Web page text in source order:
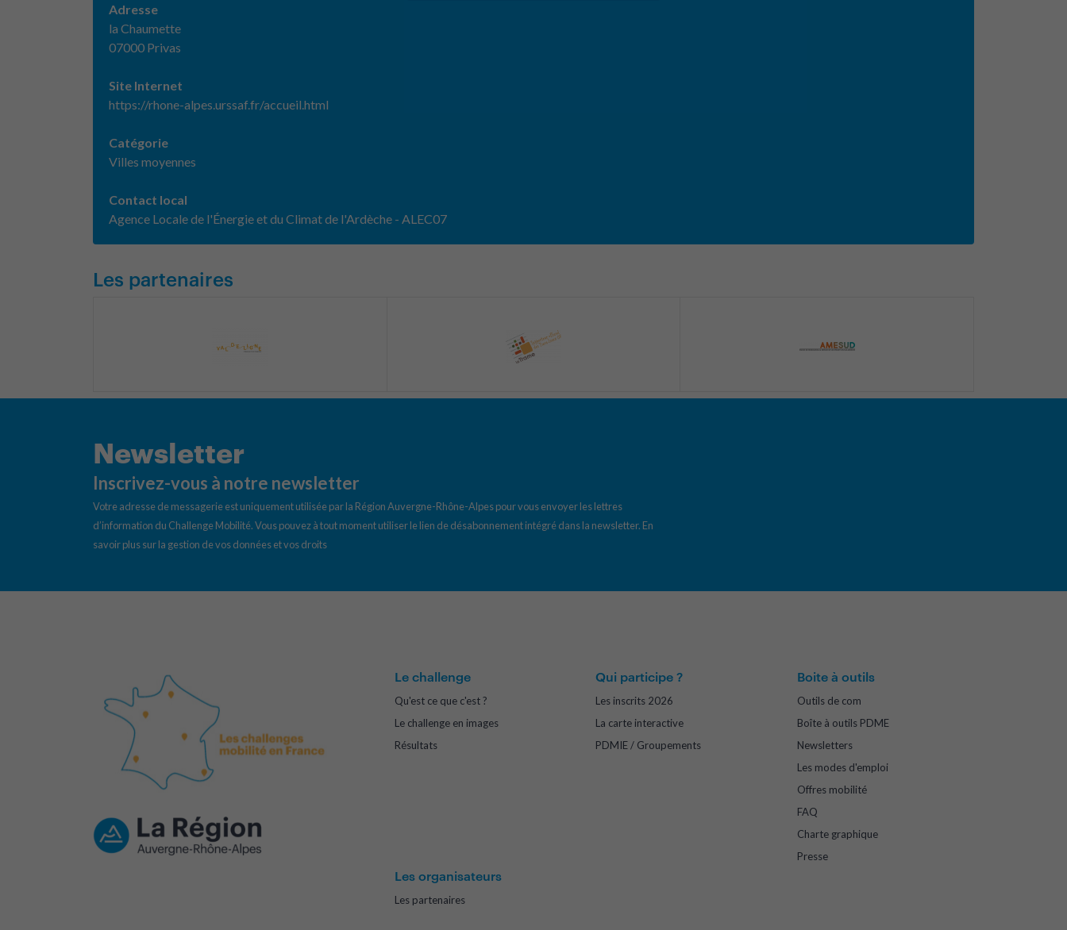
Adresse
la Chaumette
07000 Privas
Site Internet
https://rhone-alpes.urssaf.fr/accueil.html
Catégorie
Villes moyennes
Contact local
Agence Locale de l'Énergie et du Climat de l'Ardèche - ALEC07
Les partenaires
Newsletter
Inscrivez-vous à notre newsletter
Votre adresse de messagerie est uniquement utilisée par la Région Auvergne-Rhône-Alpes pour vous envoyer les lettres
d’information du Challenge Mobilité. Vous pouvez à tout moment utiliser le lien de désabonnement intégré dans la newsletter. En
savoir plus sur la gestion de vos données et vos droits
Le challenge
Qu'est ce que c'est ?
Le challenge en images
Résultats
Qui participe ?
Les inscrits 2026
La carte interactive
PDMIE / Groupements
Boite à outils
Outils de com
Boîte à outils PDME
Newsletters
Les modes d'emploi
Offres mobilité
FAQ
Charte graphique
Presse
Les organisateurs
Les partenaires